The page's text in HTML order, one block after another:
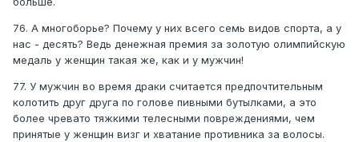
76. А многоборье? Почему у них всего семь видов спорта, а у
нас - десять? Ведь денежная премия за золотую олимпийскую
медаль у женщин такая же, как и у мужчин!
77. У мужчин во время драки считается предпочтительным
колотить друг друга по голове пивными бутылками, а это
более чревато тяжкими телесными повреждениями, чем
принятые у женщин визг и хватание противника за волосы.